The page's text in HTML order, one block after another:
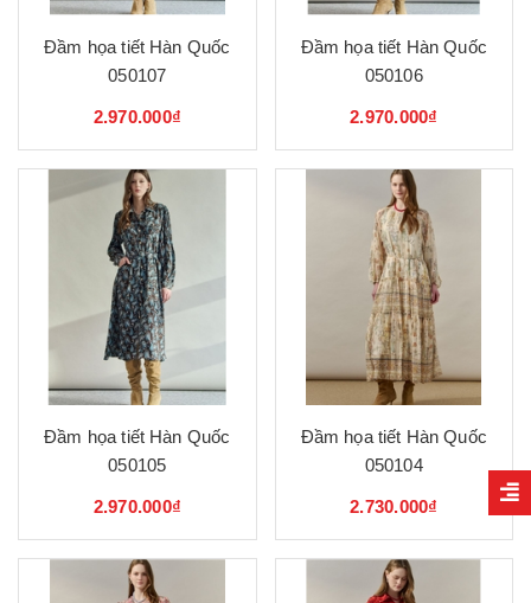
Đầm họa tiết Hàn Quốc
050107
2.970.000₫
Đầm họa tiết Hàn Quốc
050106
2.970.000₫
Đầm họa tiết Hàn Quốc
050105
2.970.000₫
Đầm họa tiết Hàn Quốc
050104
2.730.000₫